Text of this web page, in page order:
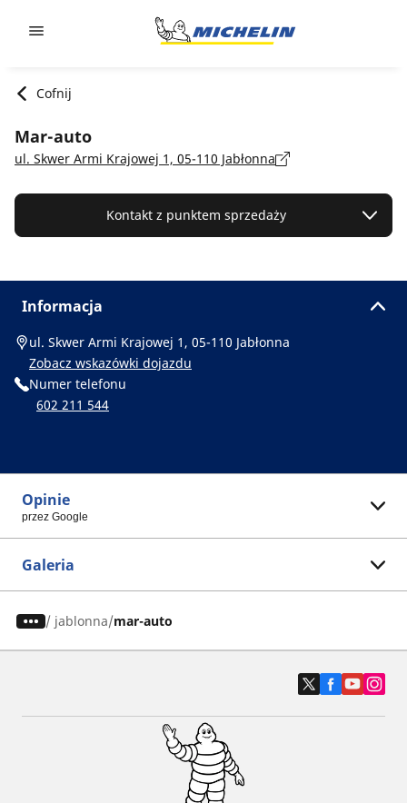
Cofnij
Mar-auto
ul. Skwer Armi Krajowej 1, 05-110 Jabłonna
Kontakt z punktem sprzedaży
Informacja
ul. Skwer Armi Krajowej 1, 05-110 Jabłonna
Zobacz wskazówki dojazdu
Numer telefonu
602 211 544
Opinie
przez Google
Galeria
/ jablonna mar-auto